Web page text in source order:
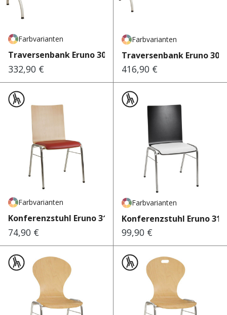
Farbvarianten
Traversenbank Eruno 300 T3
Regulärer Preis:
332,90 €
Farbvarianten
Traversenbank Eruno 300
Regulärer Preis:
416,90 €
Farbvarianten
Konferenzstuhl Eruno 310
Regulärer Preis:
74,90 €
Farbvarianten
Konferenzstuhl Eruno 310
Regulärer Preis:
99,90 €